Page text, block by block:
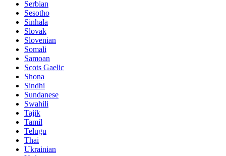
Serbian
Sesotho
Sinhala
Slovak
Slovenian
Somali
Samoan
Scots Gaelic
Shona
Sindhi
Sundanese
Swahili
Tajik
Tamil
Telugu
Thai
Ukrainian